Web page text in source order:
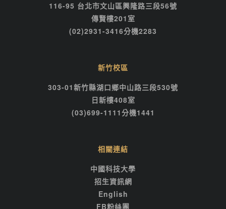
116-95 台北市文山區興隆路三段56號
傳賢樓201室
(02)2931-3416分機2283
新竹校區
303-01新竹縣湖口鄉中山路三段530號
日新樓408室
(03)699-1111分機1441
相關連結
中國科技大學
招生資訊網
English
FB粉絲團